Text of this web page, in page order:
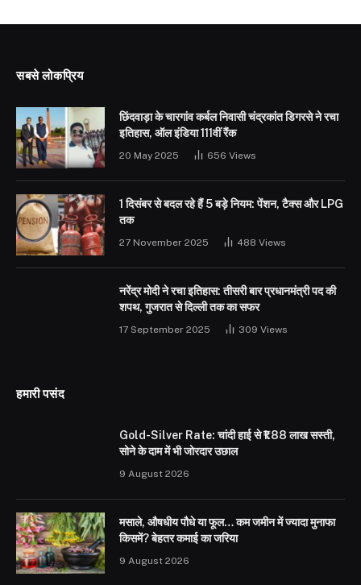
सबसे लोकप्रिय
छिंदवाड़ा के चारगांव कर्बल निवासी चंद्रकांत डिगरसे ने रचा
इतिहास, ऑल इंडिया 111वीं रैंक
20 May 2025 656 Views
1 दिसंबर से बदल रहे हैं 5 बड़े नियम: पेंशन, टैक्स और LPG
तक
27 November 2025 488 Views
नरेंद्र मोदी ने रचा इतिहास: तीसरी बार प्रधानमंत्री पद की
शपथ, गुजरात से दिल्ली तक का सफर
17 September 2025 309 Views
हमारी पसंद
Gold-Silver Rate: चांदी हाई से ₹1.88 लाख सस्ती,
सोने के दाम में भी जोरदार उछाल
9 August 2026
मसाले, औषधीय पौधे या फूल… कम जमीन में ज्यादा मुनाफा
किसमें? बेहतर कमाई का जरिया
9 August 2026